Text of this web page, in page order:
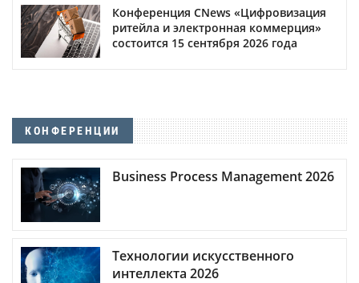
Конференция CNews «Цифровизация
ритейла и электронная коммерция»
состоится 15 сентября 2026 года
КОНФЕРЕНЦИИ
Business Process Management 2026
Технологии искусственного
интеллекта 2026